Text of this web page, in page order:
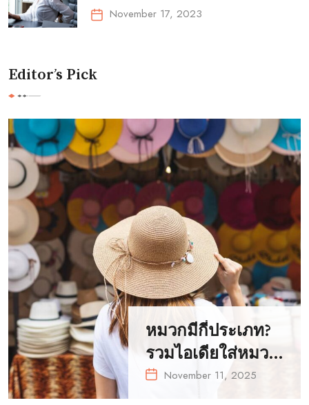
November 17, 2023
Editor’s Pick
หมวกมีกี่ประเภท?
รวมไอเดียใส่หมวก
ให้เข้ากับการแต่ง
November 11, 2025